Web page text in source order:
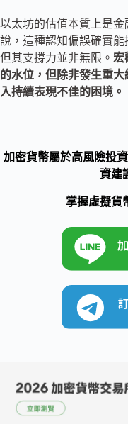
以太坊的估值本質上是
說，這種認知偏誤確實能
但其支撐力並非無限。 宏
的水位，但除非發生重
入持續表現不佳的困境。
加密貨幣屬於高風險投
資建
掌握虛擬貨